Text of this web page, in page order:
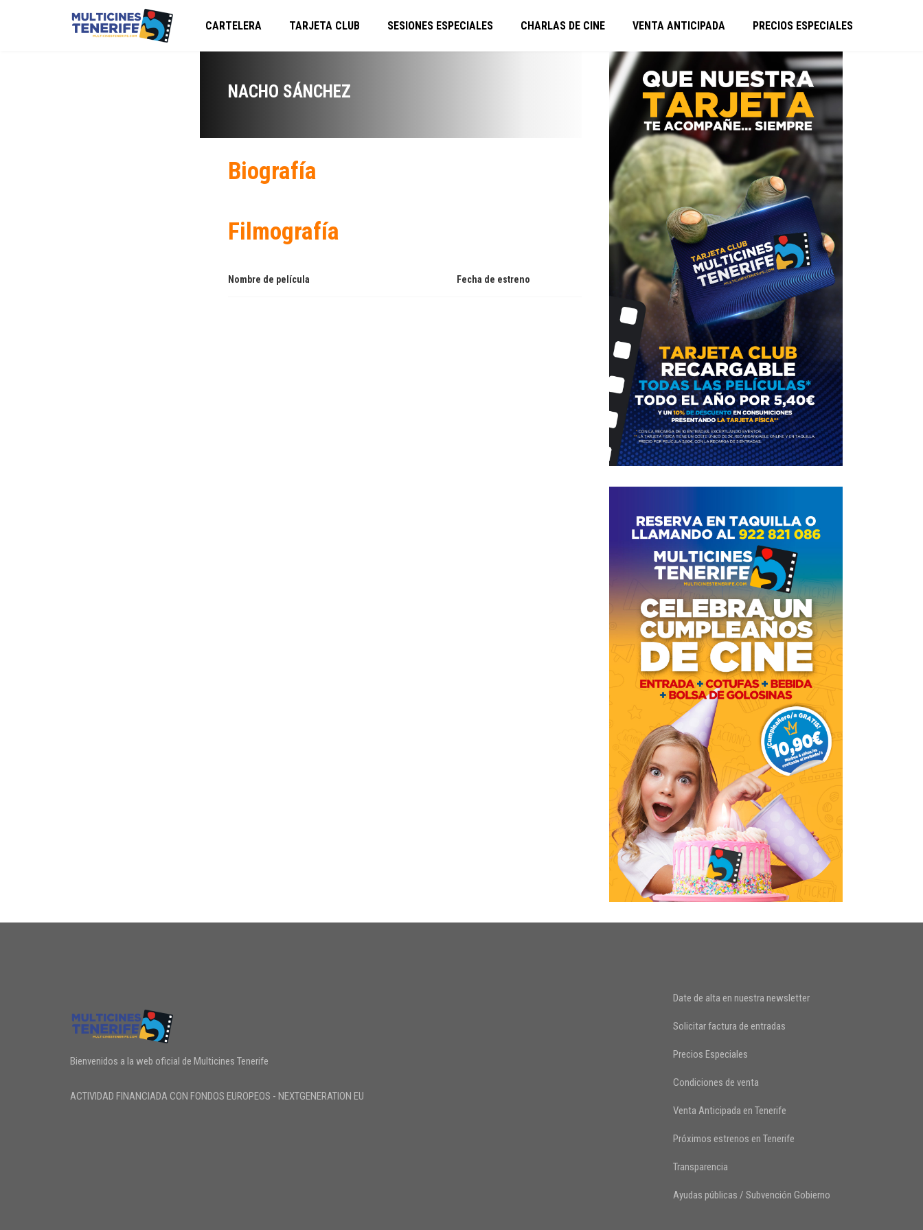
CARTELERA TARJETA CLUB SESIONES ESPECIALES CHARLAS DE CINE VENTA ANTICIPADA PRECIOS ESPECIALES
NACHO SÁNCHEZ
Biografía
Filmografía
Nombre de película Fecha de estreno
Bienvenidos a la web oficial de Multicines Tenerife
ACTIVIDAD FINANCIADA CON FONDOS EUROPEOS - NEXTGENERATION EU
Date de alta en nuestra newsletter
Solicitar factura de entradas
Precios Especiales
Condiciones de venta
Venta Anticipada en Tenerife
Próximos estrenos en Tenerife
Transparencia
Ayudas públicas / Subvención Gobierno